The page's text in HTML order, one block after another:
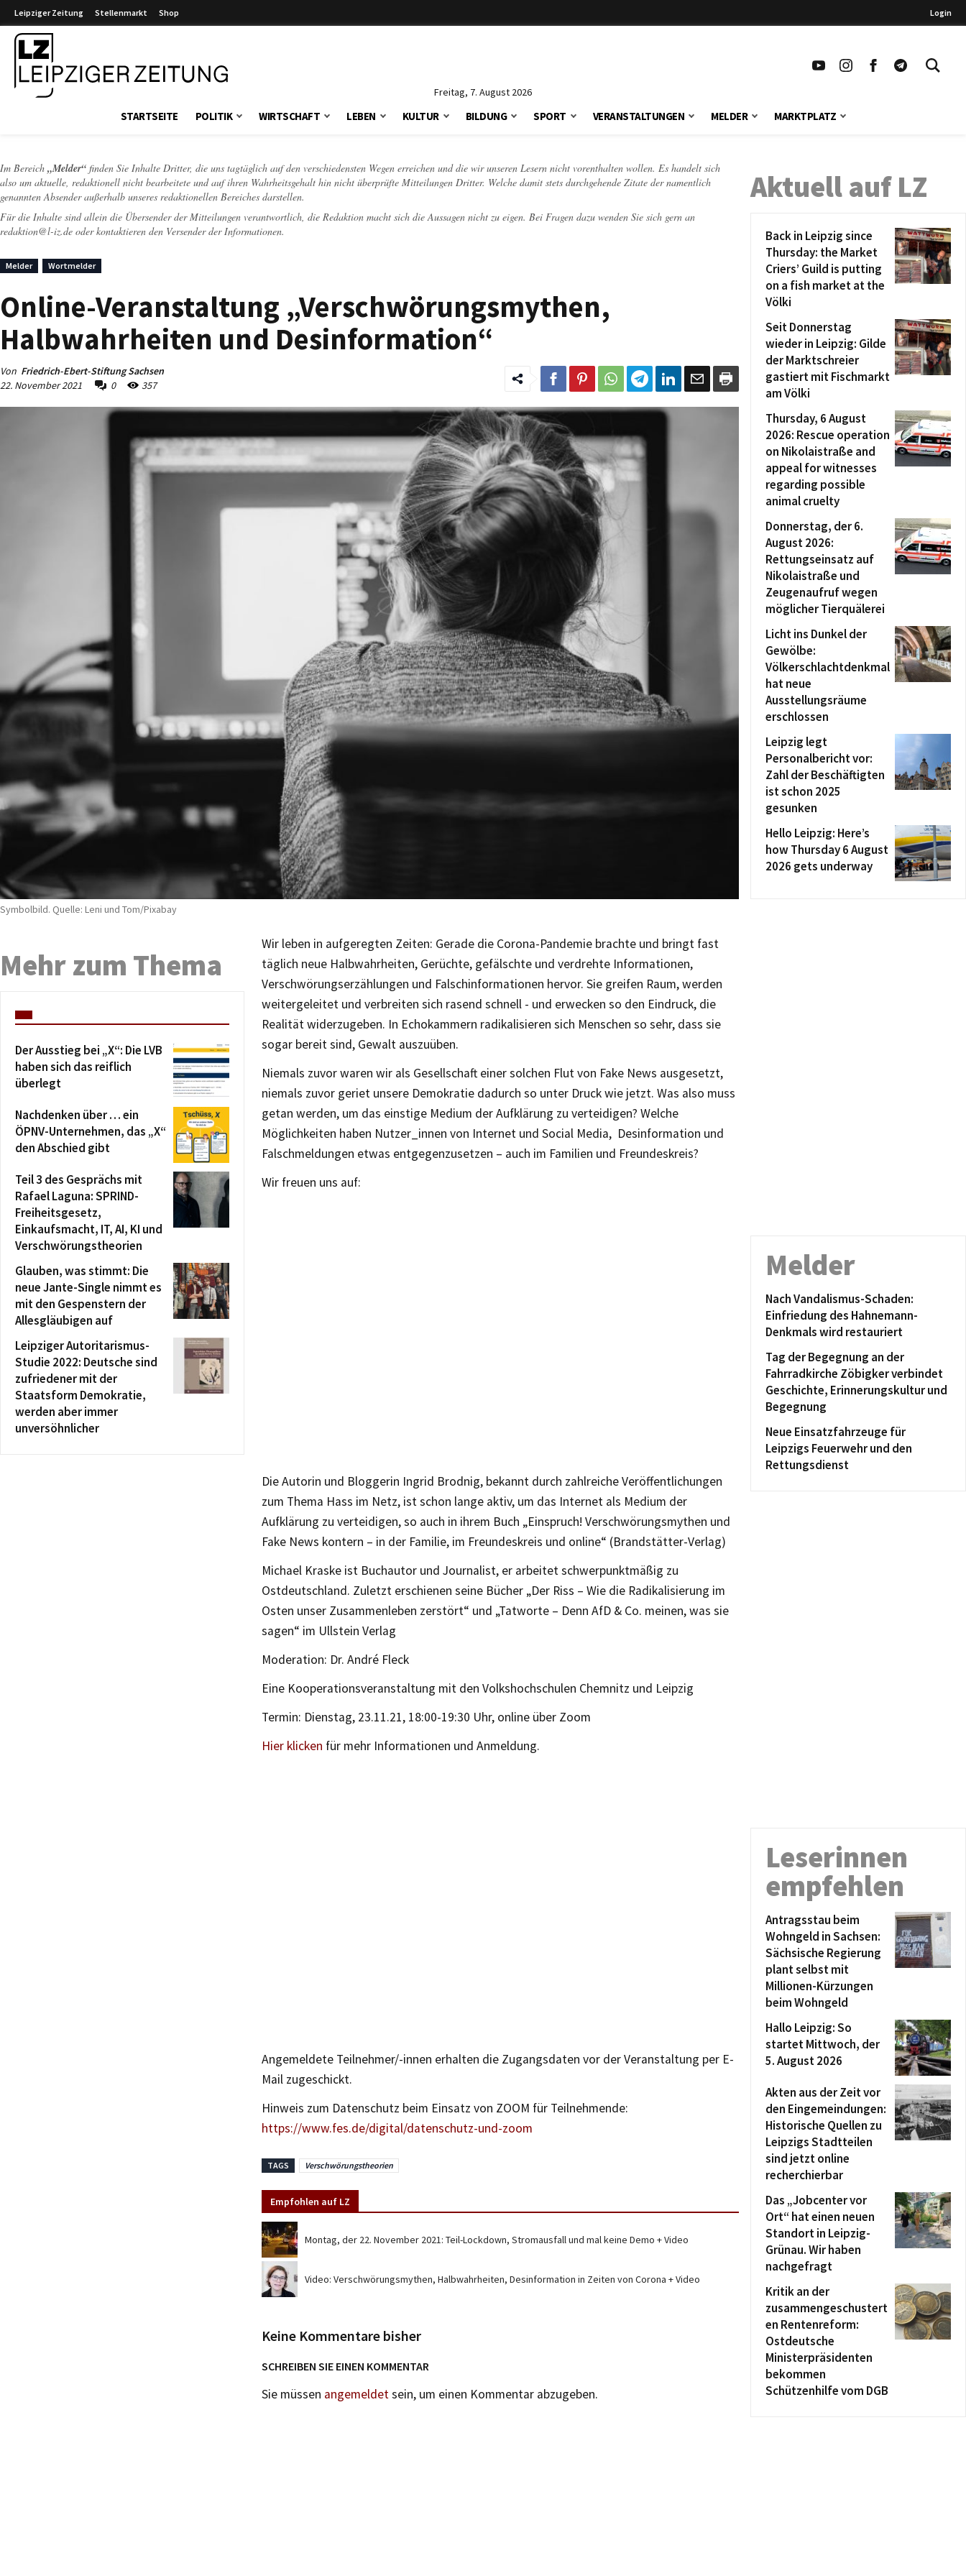
Leipziger Zeitung Stellenmarkt Shop Login
Freitag, 7. August 2026
STARTSEITE POLITIK WIRTSCHAFT LEBEN KULTUR BILDUNG SPORT VERANSTALTUNGEN MELDER MARKTPLATZ
Im Bereich „Melder“ finden Sie Inhalte Dritter, die uns tagtäglich auf den verschiedensten Wegen erreichen und die wir unseren Lesern nicht vorenthalten wollen. Es handelt sich
also um aktuelle, redaktionell nicht bearbeitete und auf ihren Wahrheitsgehalt hin nicht überprüfte Mitteilungen Dritter. Welche damit stets durchgehende Zitate der namentlich
genannten Absender außerhalb unseres redaktionellen Bereiches darstellen.
Für die Inhalte sind allein die Übersender der Mitteilungen verantwortlich, die Redaktion macht sich die Aussagen nicht zu eigen. Bei Fragen dazu wenden Sie sich gern an
redaktion@l-iz.de oder kontaktieren den Versender der Informationen.
Melder Wortmelder
Online-Veranstaltung „Verschwörungsmythen,
Halbwahrheiten und Desinformation“
Von Friedrich-Ebert-Stiftung Sachsen
22. November 2021
0 357
Symbolbild. Quelle: Leni und Tom/Pixabay
Wir leben in aufgeregten Zeiten: Gerade die Corona-Pandemie brachte und bringt fast
täglich neue Halbwahrheiten, Gerüchte, gefälschte und verdrehte Informationen,
Verschwörungserzählungen und Falschinformationen hervor. Sie greifen Raum, werden
weitergeleitet und verbreiten sich rasend schnell - und erwecken so den Eindruck, die
Realität widerzugeben. In Echokammern radikalisieren sich Menschen so sehr, dass sie
sogar bereit sind, Gewalt auszuüben.
Niemals zuvor waren wir als Gesellschaft einer solchen Flut von Fake News ausgesetzt,
niemals zuvor geriet unsere Demokratie dadurch so unter Druck wie jetzt. Was also muss
getan werden, um das einstige Medium der Aufklärung zu verteidigen? Welche
Möglichkeiten haben Nutzer_innen von Internet und Social Media, Desinformation und
Falschmeldungen etwas entgegenzusetzen – auch im Familien und Freundeskreis?
Wir freuen uns auf:
Die Autorin und Bloggerin Ingrid Brodnig, bekannt durch zahlreiche Veröffentlichungen
zum Thema Hass im Netz, ist schon lange aktiv, um das Internet als Medium der
Aufklärung zu verteidigen, so auch in ihrem Buch „Einspruch! Verschwörungsmythen und
Fake News kontern – in der Familie, im Freundeskreis und online“ (Brandstätter-Verlag)
Michael Kraske ist Buchautor und Journalist, er arbeitet schwerpunktmäßig zu
Ostdeutschland. Zuletzt erschienen seine Bücher „Der Riss – Wie die Radikalisierung im
Osten unser Zusammenleben zerstört“ und „Tatworte – Denn AfD & Co. meinen, was sie
sagen“ im Ullstein Verlag
Moderation: Dr. André Fleck
Eine Kooperationsveranstaltung mit den Volkshochschulen Chemnitz und Leipzig
Termin: Dienstag, 23.11.21, 18:00-19:30 Uhr, online über Zoom
Hier klicken für mehr Informationen und Anmeldung.
Angemeldete Teilnehmer/-innen erhalten die Zugangsdaten vor der Veranstaltung per E-
Mail zugeschickt.
Hinweis zum Datenschutz beim Einsatz von ZOOM für Teilnehmende:
https://www.fes.de/digital/datenschutz-und-zoom
TAGS Verschwörungstheorien
Empfohlen auf LZ
Montag, der 22. November 2021: Teil-Lockdown, Stromausfall und mal keine Demo + Video
Video: Verschwörungsmythen, Halbwahrheiten, Desinformation in Zeiten von Corona + Video
Keine Kommentare bisher
SCHREIBEN SIE EINEN KOMMENTAR
Sie müssen angemeldetsein, um einen Kommentar abzugeben.
Mehr zum Thema
Der Ausstieg bei „X“: Die LVB
haben sich das reiflich
überlegt
Nachdenken über … ein
ÖPNV-Unternehmen, das „X“
den Abschied gibt
Teil 3 des Gesprächs mit
Rafael Laguna: SPRIND-
Freiheitsgesetz,
Einkaufsmacht, IT, AI, KI und
Verschwörungstheorien
Glauben, was stimmt: Die
neue Jante-Single nimmt es
mit den Gespenstern der
Allesgläubigen auf
Leipziger Autoritarismus-
Studie 2022: Deutsche sind
zufriedener mit der
Staatsform Demokratie,
werden aber immer
unversöhnlicher
Aktuell auf LZ
Back in Leipzig since
Thursday: the Market
Criers’ Guild is putting
on a fish market at the
Völki
Seit Donnerstag
wieder in Leipzig: Gilde
der Marktschreier
gastiert mit Fischmarkt
am Völki
Thursday, 6 August
2026: Rescue operation
on Nikolaistraße and
appeal for witnesses
regarding possible
animal cruelty
Donnerstag, der 6.
August 2026:
Rettungseinsatz auf
Nikolaistraße und
Zeugenaufruf wegen
möglicher Tierquälerei
Licht ins Dunkel der
Gewölbe:
Völkerschlachtdenkmal
hat neue
Ausstellungsräume
erschlossen
Leipzig legt
Personalbericht vor:
Zahl der Beschäftigten
ist schon 2025
gesunken
Hello Leipzig: Here’s
how Thursday 6 August
2026 gets underway
Melder
Nach Vandalismus-Schaden:
Einfriedung des Hahnemann-
Denkmals wird restauriert
Tag der Begegnung an der
Fahrradkirche Zöbigker verbindet
Geschichte, Erinnerungskultur und
Begegnung
Neue Einsatzfahrzeuge für
Leipzigs Feuerwehr und den
Rettungsdienst
Leserinnen
empfehlen
Antragsstau beim
Wohngeld in Sachsen:
Sächsische Regierung
plant selbst mit
Millionen-Kürzungen
beim Wohngeld
Hallo Leipzig: So
startet Mittwoch, der
5. August 2026
Akten aus der Zeit vor
den Eingemeindungen:
Historische Quellen zu
Leipzigs Stadtteilen
sind jetzt online
recherchierbar
Das „Jobcenter vor
Ort“ hat einen neuen
Standort in Leipzig-
Grünau. Wir haben
nachgefragt
Kritik an der
zusammengeschustert
en Rentenreform:
Ostdeutsche
Ministerpräsidenten
bekommen
Schützenhilfe vom DGB